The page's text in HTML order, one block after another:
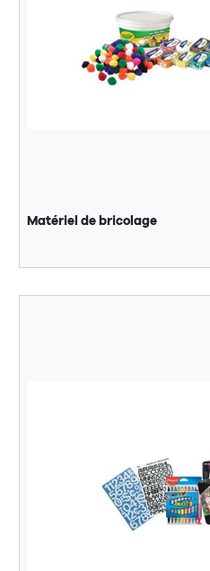
Matériel de bricolage